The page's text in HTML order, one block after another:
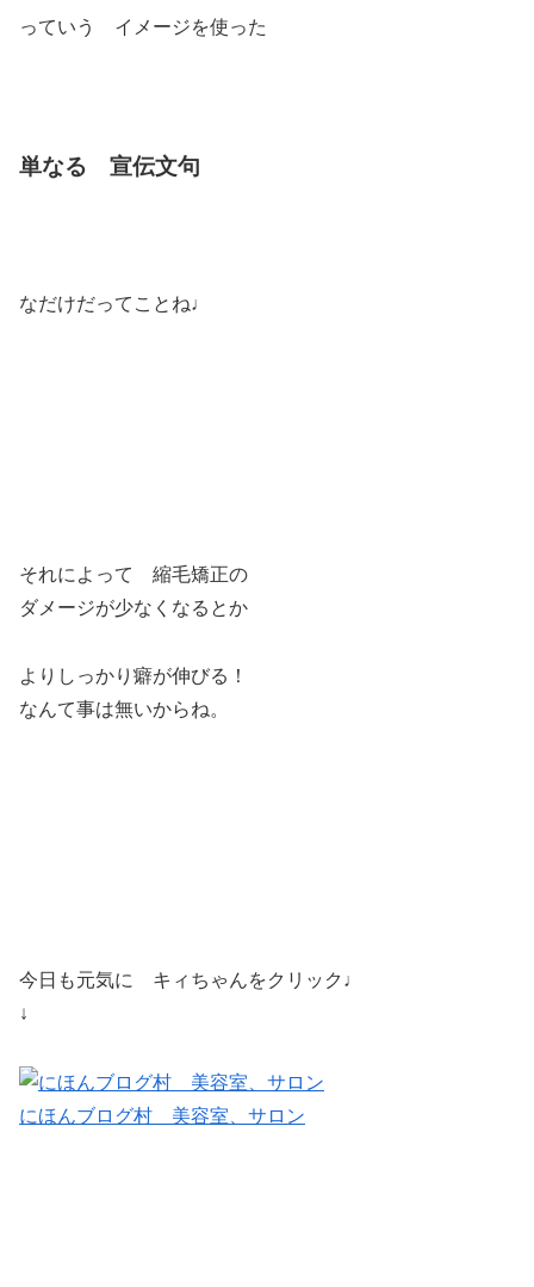
っていう イメージを使った
単なる 宣伝文句
なだけだってことね♩
それによって 縮毛矯正の
ダメージが少なくなるとか
よりしっかり癖が伸びる！
なんて事は無いからね。
今日も元気に キィちゃんをクリック♩
↓
にほんブログ村 美容室、サロン